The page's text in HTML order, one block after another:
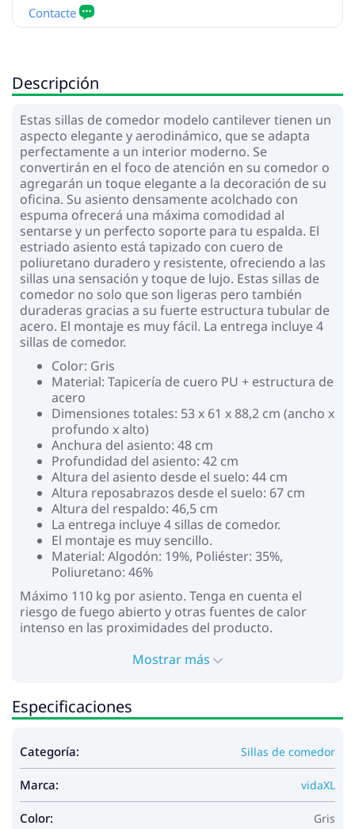
Descripción
Estas sillas de comedor modelo cantilever tienen un
aspecto elegante y aerodinámico, que se adapta
perfectamente a un interior moderno. Se
convertirán en el foco de atención en su comedor o
agregarán un toque elegante a la decoración de su
oficina. Su asiento densamente acolchado con
espuma ofrecerá una máxima comodidad al
sentarse y un perfecto soporte para tu espalda. El
estriado asiento está tapizado con cuero de
poliuretano duradero y resistente, ofreciendo a las
sillas una sensación y toque de lujo. Estas sillas de
comedor no solo que son ligeras pero también
duraderas gracias a su fuerte estructura tubular de
acero. El montaje es muy fácil. La entrega incluye 4
sillas de comedor.
Color: Gris
Material: Tapicería de cuero PU + estructura de
acero
Dimensiones totales: 53 x 61 x 88,2 cm (ancho x
profundo x alto)
Anchura del asiento: 48 cm
Profundidad del asiento: 42 cm
Altura del asiento desde el suelo: 44 cm
Altura reposabrazos desde el suelo: 67 cm
Altura del respaldo: 46,5 cm
La entrega incluye 4 sillas de comedor.
El montaje es muy sencillo.
Material: Algodón: 19%, Poliéster: 35%,
Poliuretano: 46%
Máximo 110 kg por asiento. Tenga en cuenta el
riesgo de fuego abierto y otras fuentes de calor
intenso en las proximidades del producto.
Mostrar más
Especificaciones
Categoría: Sillas de comedor
Marca: vidaXL
Color: Gris